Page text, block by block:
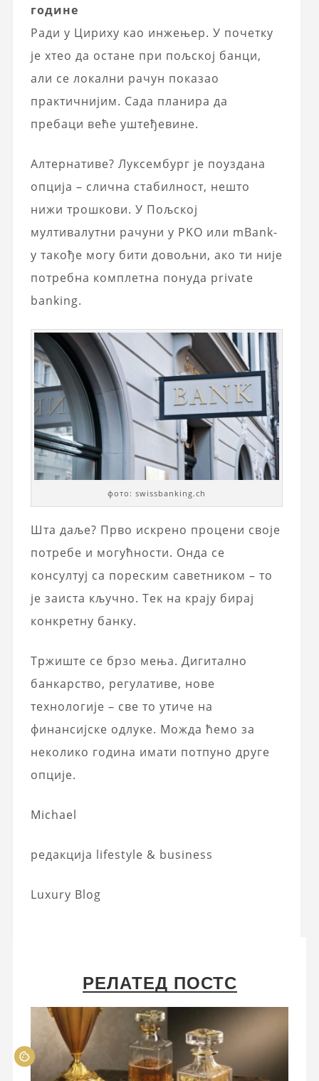
године
Ради у Цириху као инжењер. У почетку
је хтео да остане при пољској банци,
али се локални рачун показао
практичнијим. Сада планира да
пребаци веће уштеђевине.
Алтернативе? Луксембург је поуздана
опција – слична стабилност, нешто
нижи трошкови. У Пољској
мултивалутни рачуни у PKO или mBank-
у такође могу бити довољни, ако ти није
потребна комплетна понуда private
banking.
фото: swissbanking.ch
Шта даље? Прво искрено процени своје
потребе и могућности. Онда се
консултуј са пореским саветником – то
је заиста кључно. Тек на крају бирај
конкретну банку.
Тржиште се брзо мења. Дигитално
банкарство, регулативе, нове
технологије – све то утиче на
финансијске одлуке. Можда ћемо за
неколико година имати потпуно друге
опције.
Michael
редакција lifestyle & business
Luxury Blog
РЕЛАТЕД ПОСТС